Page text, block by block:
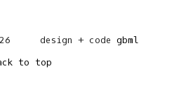
design + code gbml
to top